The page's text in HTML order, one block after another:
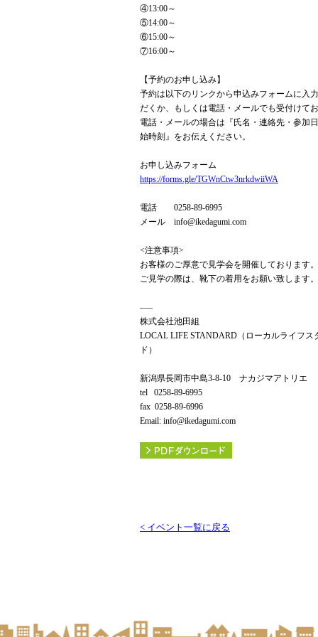
④13:00～
⑤14:00～
⑥15:00～
⑦16:00～
【予約のお申し込み】
予約は以下のリンクから申込みフォームに入
だくか、もしくは電話・メールでも受付けてお
電話・メールの場合は『氏名・連絡先・参加
始時刻』をお伝えください。
お申し込みフォーム
https://forms.gle/TGWnCtw3nrkdwiiWA
電話 0258-89-6995
メール info@ikedagumi.com
<注意事項>
お客様のご厚意で見学会を開催しております。
ご見学の際は、靴下の着用をお願い致します。
—–
株式会社池田組
LOCAL LIFE STANDARD（ローカルライフス
ド）
新潟県長岡市中島3-8-10 ナカジマアトリエ
tel 0258-89-6995
fax 0258-89-6996
Email: info@ikedagumi.com
< イベント一覧に戻る